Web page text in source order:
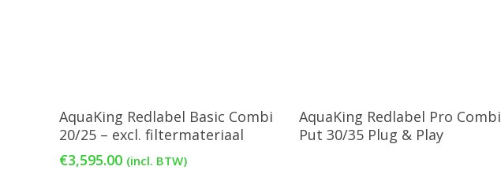
Toevoegen Aan Winkelwagen
AquaKing Redlabel Basic Combi
20/25 – excl. filtermateriaal
€3,595.00 (incl. BTW)
Lees Verder
AquaKing Redlabel Pro Combi
Put 30/35 Plug & Play